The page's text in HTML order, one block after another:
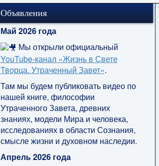
Объявления
Май 2026 года
Мы открыли официальный
YouTube‑канал «Жизнь в Свете
Творца. Утраченный Завет».
Там мы будем публиковать видео по
нашей книге, философии
Утраченного Завета, древних
знаниях, модели Мира и человека,
исследованиях в области Сознания,
смысле жизни и духовном наследии.
Апрель 2026 года